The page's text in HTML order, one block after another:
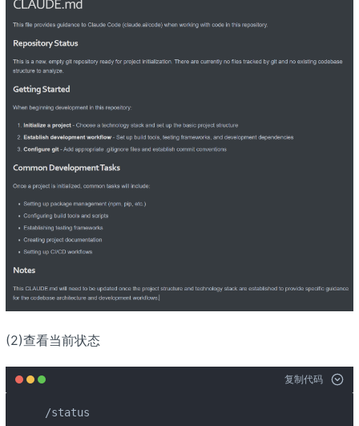
(2)查看当前状态
复制代码
/status